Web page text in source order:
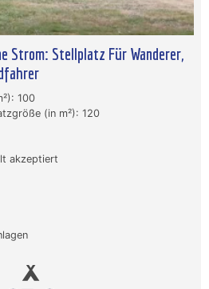
Strom: Stellplatz Für Wanderer,
100
(in m²): 120
akzeptiert